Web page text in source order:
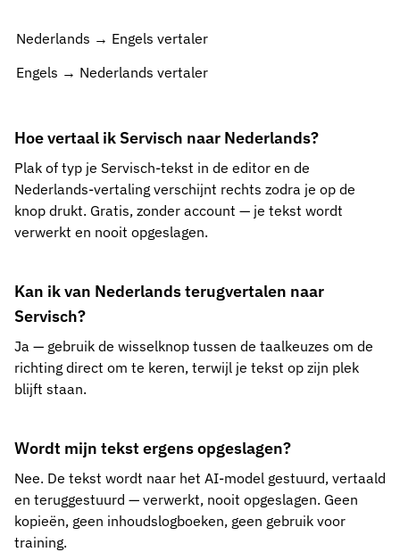
Nederlands → Engels vertaler
Engels → Nederlands vertaler
Hoe vertaal ik Servisch naar Nederlands?
Plak of typ je Servisch-tekst in de editor en de
Nederlands-vertaling verschijnt rechts zodra je op de
knop drukt. Gratis, zonder account — je tekst wordt
verwerkt en nooit opgeslagen.
Kan ik van Nederlands terugvertalen naar
Servisch?
Ja — gebruik de wisselknop tussen de taalkeuzes om de
richting direct om te keren, terwijl je tekst op zijn plek
blijft staan.
Wordt mijn tekst ergens opgeslagen?
Nee. De tekst wordt naar het AI-model gestuurd, vertaald
en teruggestuurd — verwerkt, nooit opgeslagen. Geen
kopieën, geen inhoudslogboeken, geen gebruik voor
training.